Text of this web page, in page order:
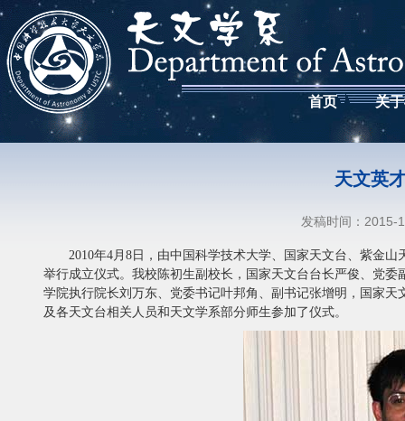
首页 关
天文英
发稿时间：2015-
2010年4月8日，由中国科学技术大学、国家天文台、紫金
举行成立仪式。我校陈初生副校长，国家天文台台长严俊、党
学院执行院长刘万东、党委书记叶邦角、副书记张增明，国家
及各天文台相关人员和天文学系部分师生参加了仪式。